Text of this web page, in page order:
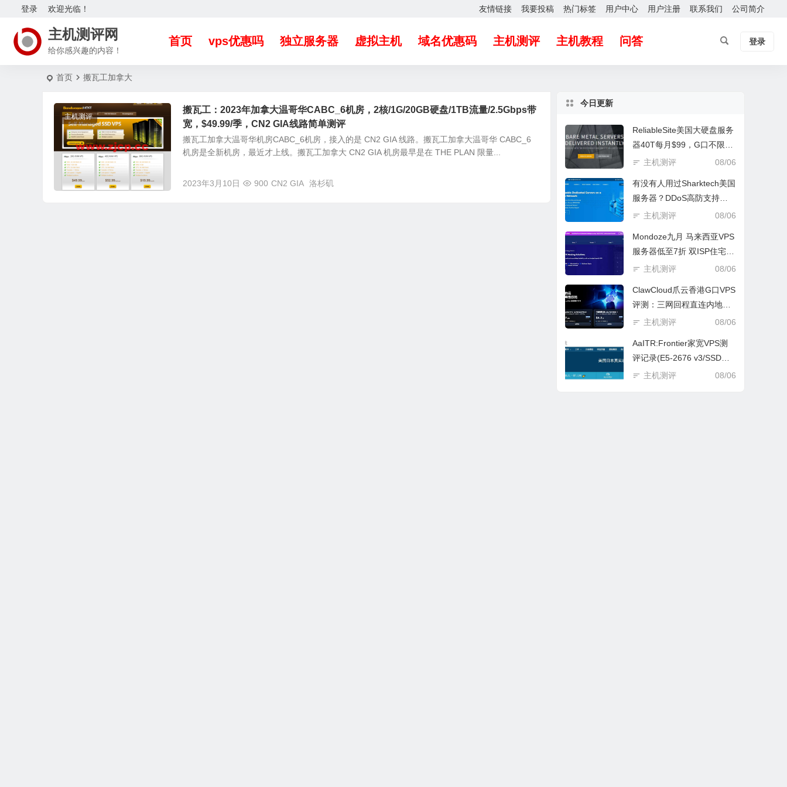
欢迎光临！
登录 友情链接 我要投稿 热门标签 用户中心 用户注册 联系我们 公司简介
主机测评网
给你感兴趣的内容！
首页 vps优惠吗 独立服务器 虚拟主机 域名优惠码 主机测评 主机教程 问答 登录
首页 搬瓦工加拿大
主机测评
搬瓦工：2023年加拿大温哥华CABC_6机房，2核/1G/20GB硬盘/1TB流量/2.5Gbps带
宽，$49.99/季，CN2 GIA线路简单测评
搬瓦工加拿大温哥华机房CABC_6机房，接入的是 CN2 GIA 线路。搬瓦工加拿大温哥华 CABC_6
机房是全新机房，最近才上线。搬瓦工加拿大 CN2 GIA 机房最早是在 THE PLAN 限量...
2023年3月10日 900 CN2 GIA 洛杉矶
今日更新
ReliableSite美国大硬盘服务
器40T每月$99，G口不限
流，Metal+会员$99一年08/06
主机测评
有没有人用过Sharktech美国
服务器？DDoS高防支持怎
么样？
08/06
主机测评
Mondoze九月 马来西亚VPS
服务器低至7折 双ISP住宅服
务器/支持TikTok、Netflix等
08/06
主机测评
ClawCloud爪云香港G口VPS
评测：三网回程直连内地，
支持IPv6
08/06
主机测评
AaITR:Frontier家宽VPS测
评记录(E5-2676 v3/SSD硬
盘/100M带宽)
08/06
主机测评